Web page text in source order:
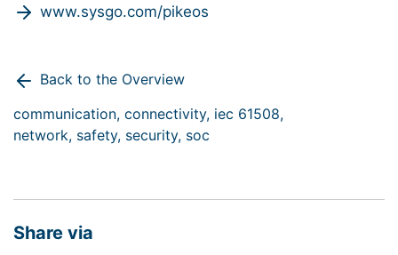
www.sysgo.com/pikeos
Back to the Overview
communication, connectivity, iec 61508,
network, safety, security, soc
Share via